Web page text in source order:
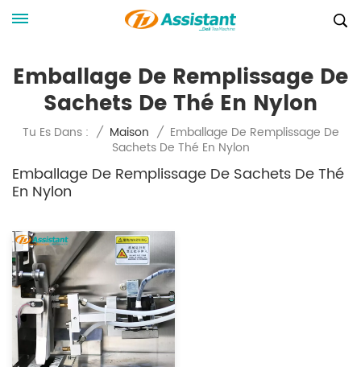
Emballage De Remplissage De
Sachets De Thé En Nylon
Tu Es Dans : / Maison / Emballage De Remplissage De
Sachets De Thé En Nylon
Emballage De Remplissage De Sachets De Thé
En Nylon